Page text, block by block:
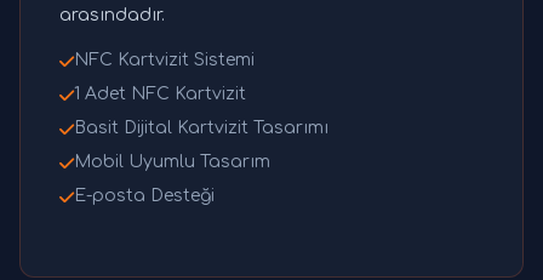
arasındadır.
NFC Kartvizit Sistemi
1 Adet NFC Kartvizit
Basit Dijital Kartvizit Tasarımı
Mobil Uyumlu Tasarım
E-posta Desteği